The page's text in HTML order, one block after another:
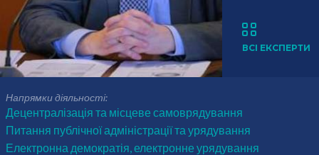
ВСІ ЕКСПЕРТИ
Напрямки діяльності:
Децентралізація та місцеве самоврядування
Питання публічної адміністрації та урядування
Електронна демократія, електронне урядування